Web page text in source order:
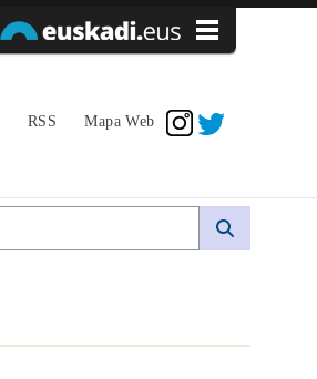
RSS Mapa Web